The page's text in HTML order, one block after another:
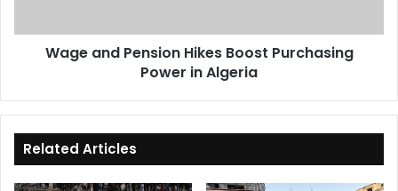
Algeria
Wage and Pension Hikes Boost Purchasing
Power in Algeria
Related Articles